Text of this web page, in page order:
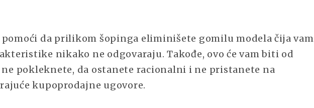
pomoći da prilikom šopinga eliminišete gomilu modela čija vam
nikako ne odgovaraju. Takođe, ovo će vam biti od
pokleknete, da ostanete racionalni i ne pristanete na
kupoprodajne ugovore.